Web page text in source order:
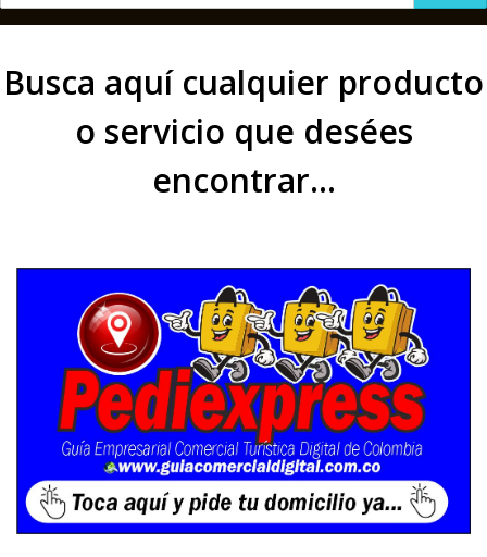
Busca aquí cualquier producto
o servicio que desées
encontrar...